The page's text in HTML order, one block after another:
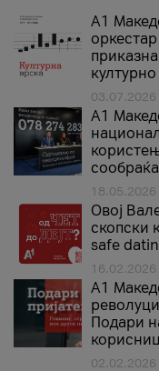
А1
03.07.2026
A1
18.05.2026
Овој
скопски
safe
16.02.2026
А1
Подари
02.02.2026